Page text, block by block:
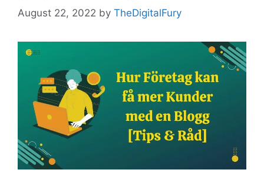
August 22, 2022 by TheDigitalFury